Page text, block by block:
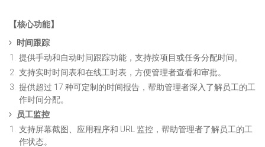
【核心功能】
时间跟踪
提供手动和自动时间跟踪功能，支持按项目或任务分配时间。
支持实时时间表和在线工时表，方便管理者查看和审批。
提供超过 17 种可定制的时间报告，帮助管理者深入了解员工的工
作时间分配。
员工监控
支持屏幕截图、应用程序和 URL 监控，帮助管理者了解员工的工
作状态。